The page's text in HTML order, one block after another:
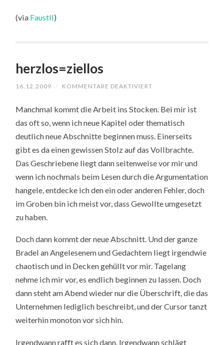
(via FaustII)
herzlos=ziellos
16.12.2009 / KOMMENTARE DEAKTIVIERT
Manchmal kommt die Arbeit ins Stocken. Bei mir ist
das oft so, wenn ich neue Kapitel oder thematisch
deutlich neue Abschnitte beginnen muss. Einerseits
gibt es da einen gewissen Stolz auf das Vollbrachte.
Das Geschriebene liegt dann seitenweise vor mir und
wenn ich nochmals beim Lesen durch die Argumentation
hangele, entdecke ich den ein oder anderen Fehler, doch
im Groben bin ich meist vor, dass Gewollte umgesetzt
zu haben.
Doch dann kommt der neue Abschnitt. Und der ganze
Bradel an Angelesenem und Gedachtem liegt irgendwie
chaotisch und in Decken gehüllt vor mir. Tagelang
nehme ich mir vor, es endlich beginnen zu lassen. Doch
dann steht am Abend wieder nur die Überschrift, die das
Unternehmen lediglich beschreibt, und der Cursor tanzt
weiterhin monoton vor sich hin.
Irgendwann rafft es sich dann. Irgendwann schlägt